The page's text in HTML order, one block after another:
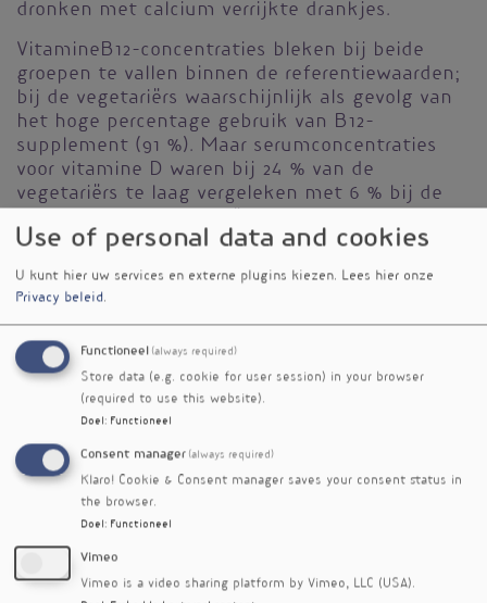
dronken met calcium verrijkte drankjes.
VitamineB12-concentraties bleken bij beide
groepen te vallen binnen de referentiewaarden;
bij de vegetariërs waarschijnlijk als gevolg van
het hoge percentage gebruik van B12-
supplement (91 %). Maar serumconcentraties
voor vitamine D waren bij 24 % van de
vegetariërs te laag vergeleken met 6 % bij de
concentraties bèta-caroteen, selenium, jodium
en essentiële omega-3 vetzuren EPA en DHA.
Dit kon verklaard worden door een relatief lage
wortelgroenten door de vegetariërs.
Daarentegen hadden zij gunstigere
concentraties meervoudig onverzadigd vetzuur
(PUFA), lagere concentraties verzadigd vetzuur
dan de controlegroep. Dit werd verklaard door
een hogere consumptie van koolzaadolie,
margarine, soja en rogge door de vegetariërs.
Het aantal mensen in Europa met een
vegetarisch dieet neemt toe, maar dat zou niet
moeten betekenen dat huidige
Use of personal data and cookies
U kunt hier uw services en externe plugins kiezen. Lees hier onze
Privacy beleid.
Functioneel (always required)
Store data (e.g. cookie for user session) in your browser
(required to use this website).
Doel : Functioneel
Consent manager (always required)
Klaro! Cookie & Consent manager saves your consent status in
the browser.
Doel : Functioneel
Vimeo
Vimeo is a video sharing platform by Vimeo, LLC (USA).